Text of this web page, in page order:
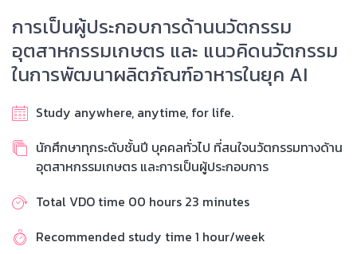
การเป็นผู้ประกอบการด้านนวัตกรรม
อุตสาหกรรมเกษตร และ แนวคิดนวัตกรรม
ในการพัฒนาผลิตภัณฑ์อาหารในยุค AI
Study anywhere, anytime, for life.
นักศึกษาทุกระดับชั้นปี บุคคลทั่วไป ที่สนใจนวัตกรรมทางด้าน
อุตสาหกรรมเกษตร และการเป็นผู้ประกอบการ
Total VDO time 00 hours 23 minutes
Recommended study time 1 hour/week